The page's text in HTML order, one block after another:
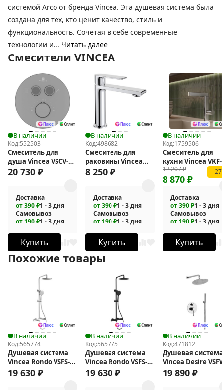
системой Arco от бренда Vincea. Эта душевая система была
создана для тех, кто ценит качество, стиль и
функциональность. Сочетая в себе современные
технологии и... Читать далее
Смесители VINCEA
В наличии
Код:552503
Смеситель для
душа Vincea VSCV-
322T-MGM с
20 730 ₽
Доставка
от 390 ₽1 - 3 дня
Самовывоз
от 190 ₽1 - 3 дня
Купить
В наличии
Код:498682
Смеситель для
раковины Vincea
Vogue VBF-1V1CH
8 250 ₽
Доставка
от 390 ₽1 - 3 дня
Самовывоз
от 190 ₽1 - 3 дня
Купить
В наличии
Код:1759506
Смеситель для
кухни Vincea VKF-
22CH
12 207₽
8 870 ₽
-
Доставка
от 390 ₽1 - 3 дня
Самовывоз
от 190 ₽1 - 3 дня
Купить
Похожие товары
В наличии
Код:565774
Душевая система
Vincea Rondo VSFS-
1R0CH
19 630 ₽
В наличии
Код:565775
Душевая система
Vincea Rondo VSFS-
1R0MB
19 630 ₽
В наличии
Код:471812
Душевая
Vincea Desire
1D1CH
19 890 ₽